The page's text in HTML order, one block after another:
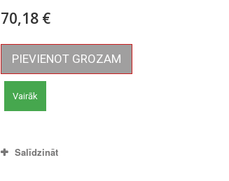
70,18 €
PIEVIENOT GROZAM
Vairāk
Salīdzināt